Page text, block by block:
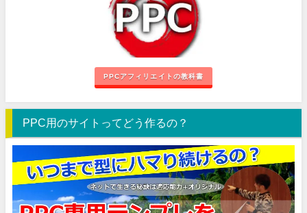
PPCアフィリエイトの教科書
PPC用のサイトってどう作るの？